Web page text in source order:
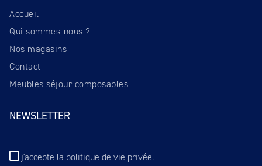
Accueil
Qui sommes-nous ?
Nos magasins
Contact
Meubles séjour composables
NEWSLETTER
j'accepte la politique de vie privée.